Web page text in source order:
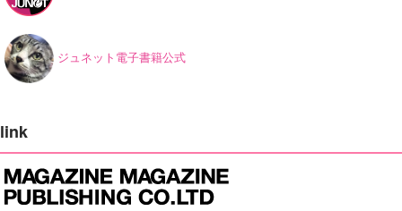
ジュネット電子書籍公式
link